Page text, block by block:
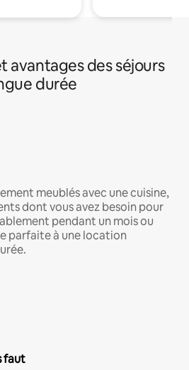
avantages des séjours
durée
meublés avec une cuisine,
dont vous avez besoin pour
pendant un mois ou
parfaite à une location
faut